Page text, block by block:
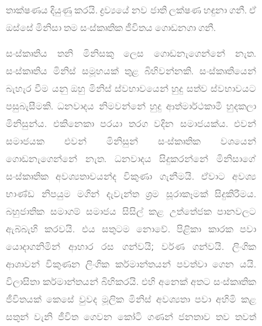
තාක්ෂණය දියුණු කරයි. ද්‍රව්‍යයේ නව ජාති ලක්ෂණ හඳුනා ගනී. ඒ
ඔස්සේ මිනිසා තම සංස්කෘතික ජීවිතය ගොඩනගා ගනී.
සංස්කෘතිය තනි මිනිසකු ලෙස ගොඩනැගෙන්නේ නැත.
සංස්කෘතිය මිනිස් සමූහයක් තුළ බිහිවන්නකි. සංස්කෘතියෙන්
බැහැර වීම යනු ඔහු මිනිස් ස්වභාවයෙන් හුදු සත්ව ස්වභාවයට
පසුබැසීමකි. ධනවාදය නිමවන්නේ හුදු ආත්මාර්ථකාමී හුදකලා
මිනිසුන්ය. එකිනෙකා පරයා තරග වදින සමාජයක්ය. එවන්
සමාජයක එවන් මිනිසුන් සංස්කෘතික වශයෙන්
ගොඩනැගෙන්නේ නැත. ධනවාදය සිදුකරන්නේ මිනිසාගේ
සංස්කෘතික අවශ්‍යතාවයන්ද විකුණා ගැනීමයි. ඒවාට අවශ්‍ය
භාණ්ඩ නිපයුම මගින් දැවැන්ත ශ්‍රම සූරාකෑමක් සිදුකිරීමය.
බහුජාතික සමාගම් සමාජය සිසිල් කළ උත්තේජක පානවලට
ඇබ්බැහි කරවයි. එය සතුටම නොවේ. පිළිකා කාරක පවා
යොදාගනිමින් ආහාර රස ගන්වයි; වර්ණ ගන්වයි. ලිංගික
ආශාවන් විකුණන ලිංගික කර්මාන්තයන් පවත්වා ගෙන යයි.
විලාසිතා කර්මාන්තයන් බිහිකරයි. එහි අනෙක් අතට සංස්කෘතික
ජීවිතයක් කෙසේ වුවද මූලික මිනිස් අවශ්‍යතා පවා අහිමි කළ
සතුන් වැනි ජීවිත ගෙවන කෝටි ගණන් ජනතාව තව තවත්